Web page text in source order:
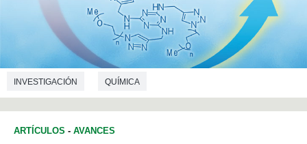
INVESTIGACIÓN QUÍMICA
ARTÍCULOS - AVANCES